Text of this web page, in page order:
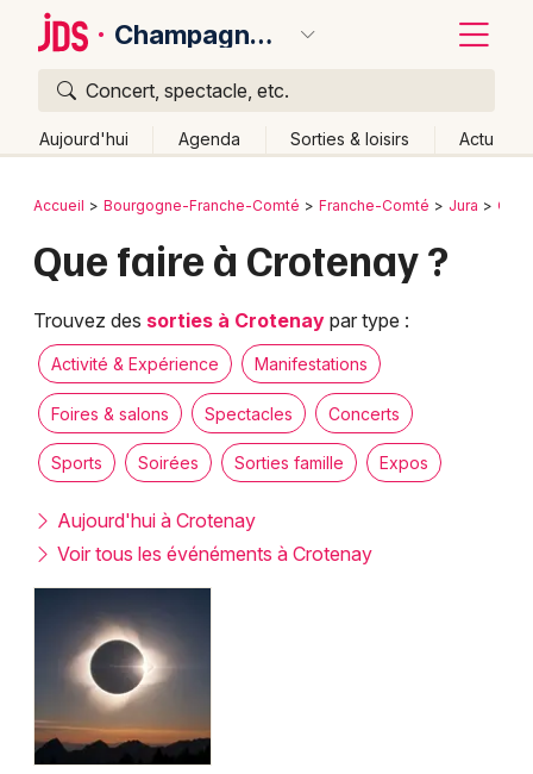
Champagnole
Concert, spectacle, etc.
Aujourd'hui Agenda Sorties & loisirs Actu
Publier un événement
Grands événements
Activité & Expérience
Manifestations
Foires & salons
Spectacles
Concerts
Sports
Soirées
Bordeaux
Lille
Lyon
Marseille
Montpellier
Nantes
Paris
Strasbourg
Retour
Accueil Bourgogne-Franche-Comté Franche-Comté Jura
Que faire à Crotenay ?
Trouvez des sorties à Crotenay par type :
Activité & Expérience Manifestations
Foires & salons Spectacles Concerts
Sports Soirées Sorties famille Expos
Aujourd'hui à Crotenay
Voir tous les événéments à Crotenay
Quoi ?
Où ?
Partout
Près de moi Changer de lieu
Quand ?
Effacer les dates
Aujourd'hui
Demain Ce week-end Autre